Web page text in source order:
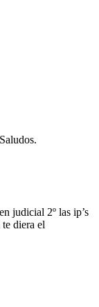
judicial 2º las ip’s
diera el